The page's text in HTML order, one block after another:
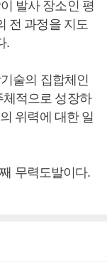
발사 장소인 평
전 과정을 지도
.
술의 집합체인
적으로 성장하
위력에 대한 일
무력도발이다.